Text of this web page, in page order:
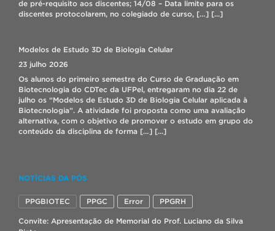
de pré-requisito aos discentes; 14/08 – Data limite para os
discentes protocolarem, no colegiado de curso, […] [...]
Modelos de Estudo 3D de Biologia Celular
23 julho 2026
Os alunos do primeiro semestre do Curso de Graduação em
Biotecnologia do CDTec da UFPel, entregaram no dia 22 de
julho os “Modelos de Estudo 3D de Biologia Celular aplicada à
Biotecnologia”. A atividade foi proposta como uma avaliação
alternativa, com o objetivo de promover o estudo em grupo do
conteúdo da disciplina de forma […] [...]
17 julho 2026
Seleção de IC com bolsa – INNOVASCHEM
7 julho 2026
NOTÍCIAS DA PÓS
PPGBIOTEC PPGC Error PPGRH
Convite: Apresentação de Memorial do Prof. Luciano da Silva